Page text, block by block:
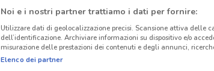
Noi e i nostri partner trattiamo i dati per fornire:
Utilizzare dati di geolocalizzazione precisi. Scansione attiva delle
dell’identificazione. Archiviare informazioni su dispositivo e/o
misurazione delle prestazioni dei contenuti e degli annunci,
Elenco dei partner